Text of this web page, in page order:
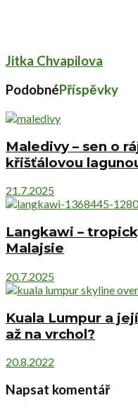
Jitka Chvapilova
PodobnéPříspěvky
Maledivy – sen o
křišťálovou
21.7.2025
Langkawi –
Malajsie
20.7.2025
Kuala Lumpur a
až na vrchol?
20.8.2022
Napsat komentář